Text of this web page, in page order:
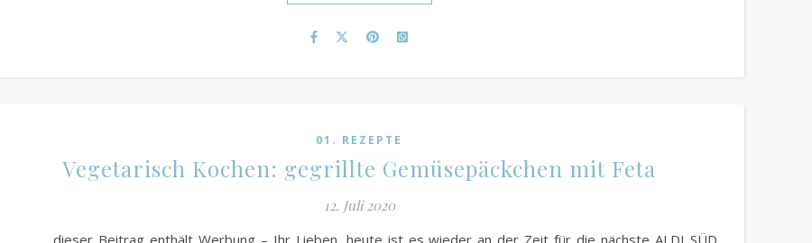
01. REZEPTE
Vegetarisch Kochen: gegrillte Gemüsepäckchen mit Feta
12. Juli 2020
dieser Beitrag enthält Werbung – Ihr Lieben, heute ist es wieder an der Zeit für die nächste ALDI SÜD